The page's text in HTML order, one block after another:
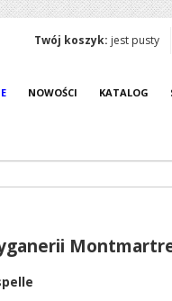
Twój koszyk: jest pusty
NOWOŚCI KATALOG